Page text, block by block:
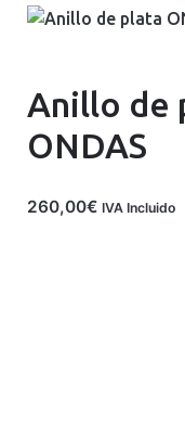
Anillo de
ONDAS
260,00€ IVA Incluido